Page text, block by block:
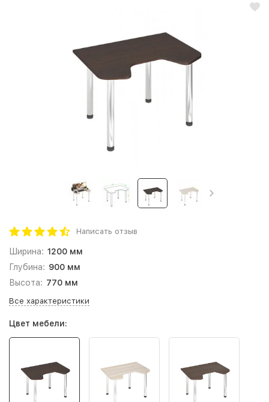
Написать отзыв
Ширина: 1200 мм
Глубина: 900 мм
Высота: 770 мм
Все характеристики
Цвет мебели: